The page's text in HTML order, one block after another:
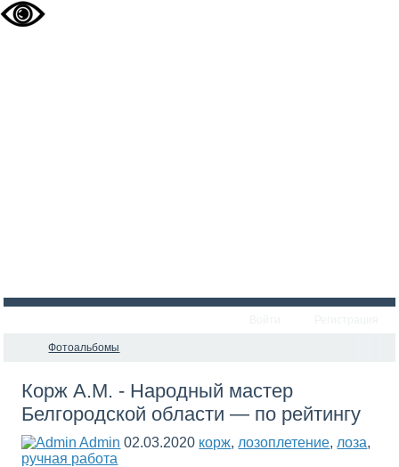
Фотоальбомы
Корж А.М. - Народный мастер
Белгородской области — по рейтингу
Admin 02.03.2020 корж, лозоплетение, лоза,
ручная работа